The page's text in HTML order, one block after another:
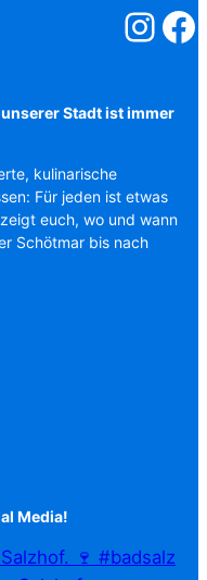
Stadt ist immer
kulinarische
Für jeden ist etwas
euch, wo und wann
Schötmar bis nach
Media!
🍷 #badsalz